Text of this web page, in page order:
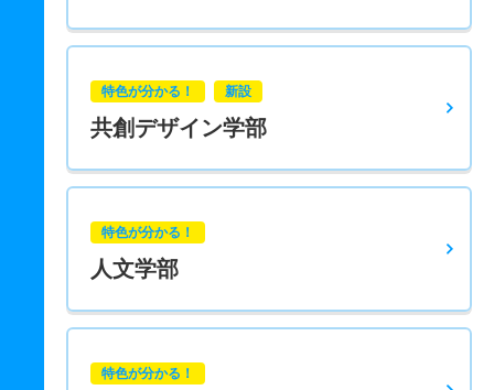
特色が分かる！ 新設
共創デザイン学部
特色が分かる！
人文学部
特色が分かる！